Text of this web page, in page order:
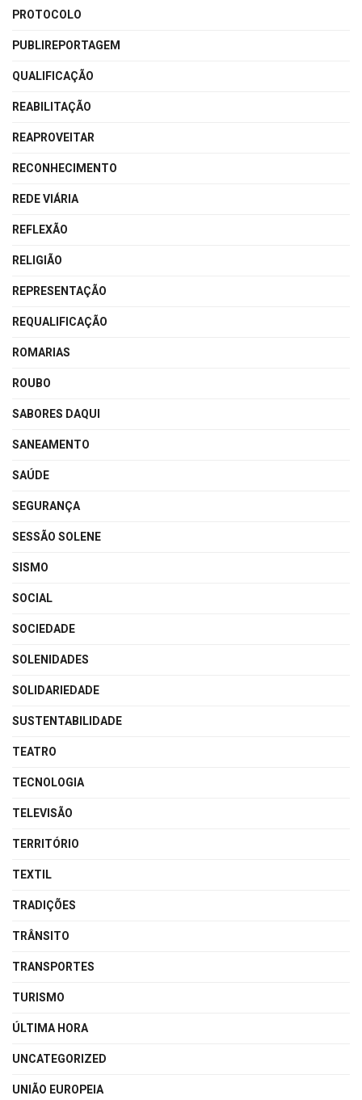
PROTOCOLO
PUBLIREPORTAGEM
QUALIFICAÇÃO
REABILITAÇÃO
REAPROVEITAR
RECONHECIMENTO
REDE VIÁRIA
REFLEXÃO
RELIGIÃO
REPRESENTAÇÃO
REQUALIFICAÇÃO
ROMARIAS
ROUBO
SABORES DAQUI
SANEAMENTO
SAÚDE
SEGURANÇA
SESSÃO SOLENE
SISMO
SOCIAL
SOCIEDADE
SOLENIDADES
SOLIDARIEDADE
SUSTENTABILIDADE
TEATRO
TECNOLOGIA
TELEVISÃO
TERRITÓRIO
TEXTIL
TRADIÇÕES
TRÂNSITO
TRANSPORTES
TURISMO
ÚLTIMA HORA
UNCATEGORIZED
UNIÃO EUROPEIA